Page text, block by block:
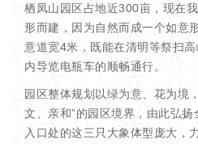
栖凤山园区占地近300亩，现在
形而建，因为自然而成一个如意
意道宽4米，既能在清明等祭扫
内导览电瓶车的顺畅通行。
园区整体规划以绿为意、花为境
文、亲和”的园区境界，由此弘扬
入口处的这三只大象体型庞大，